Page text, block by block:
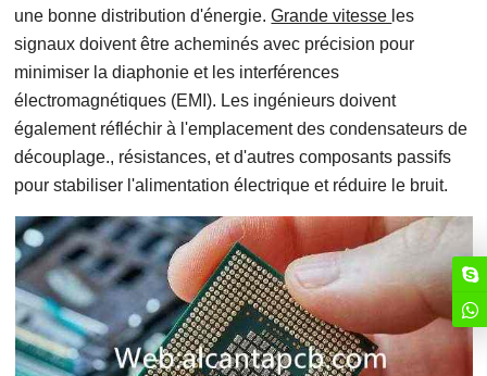
une bonne distribution d'énergie.Grande vitesse les
signaux doivent être acheminés avec précision pour
minimiser la diaphonie et les interférences
électromagnétiques (EMI). Les ingénieurs doivent
également réfléchir à l'emplacement des condensateurs de
découplage., résistances, et d'autres composants passifs
pour stabiliser l'alimentation électrique et réduire le bruit.